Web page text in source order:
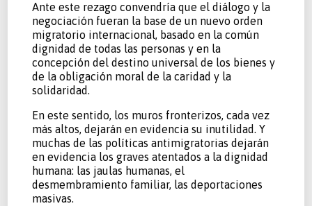
Ante este rezago convendría que el diálogo y la
negociación fueran la base de un nuevo orden
migratorio internacional, basado en la común
dignidad de todas las personas y en la
concepción del destino universal de los bienes y
de la obligación moral de la caridad y la
solidaridad.
En este sentido, los muros fronterizos, cada vez
más altos, dejarán en evidencia su inutilidad. Y
muchas de las políticas antimigratorias dejarán
en evidencia los graves atentados a la dignidad
humana: las jaulas humanas, el
desmembramiento familiar, las deportaciones
masivas.